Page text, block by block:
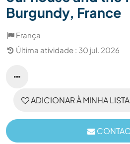
Burgundy, France
França
Última atividade : 30 jul. 2026
ADICIONAR À MINHA